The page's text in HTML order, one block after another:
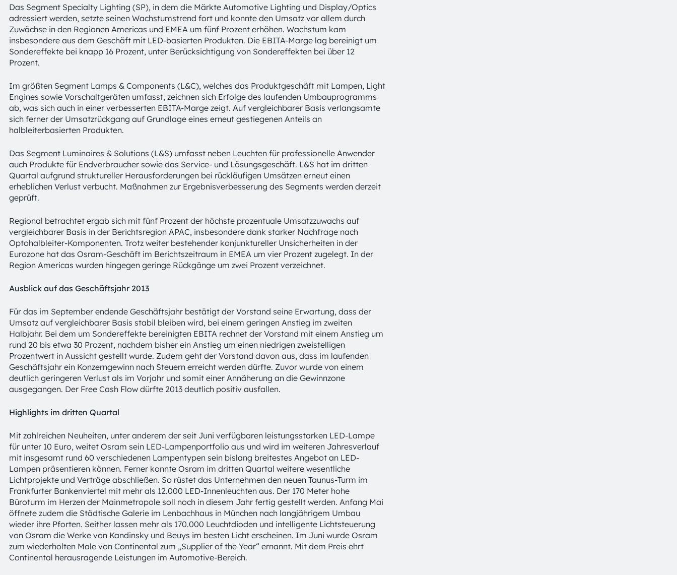
Das Segment Specialty Lighting (SP), in dem die Märkte Automotive Lighting und Display/Optics
adressiert werden, setzte seinen Wachstumstrend fort und konnte den Umsatz vor allem durch
Zuwächse in den Regionen Americas und EMEA um fünf Prozent erhöhen. Wachstum kam
insbesondere aus dem Geschäft mit LED-basierten Produkten. Die EBITA-Marge lag bereinigt um
Sondereffekte bei knapp 16 Prozent, unter Berücksichtigung von Sondereffekten bei über 12
Prozent.
Im größten Segment Lamps & Components (L&C), welches das Produktgeschäft mit Lampen, Light
Engines sowie Vorschaltgeräten umfasst, zeichnen sich Erfolge des laufenden Umbauprogramms
ab, was sich auch in einer verbesserten EBITA-Marge zeigt. Auf vergleichbarer Basis verlangsamte
sich ferner der Umsatzrückgang auf Grundlage eines erneut gestiegenen Anteils an
halbleiterbasierten Produkten.
Das Segment Luminaires & Solutions (L&S) umfasst neben Leuchten für professionelle Anwender
auch Produkte für Endverbraucher sowie das Service- und Lösungsgeschäft. L&S hat im dritten
Quartal aufgrund struktureller Herausforderungen bei rückläufigen Umsätzen erneut einen
erheblichen Verlust verbucht. Maßnahmen zur Ergebnisverbesserung des Segments werden derzeit
geprüft.
Regional betrachtet ergab sich mit fünf Prozent der höchste prozentuale Umsatzzuwachs auf
vergleichbarer Basis in der Berichtsregion APAC, insbesondere dank starker Nachfrage nach
Optohalbleiter-Komponenten. Trotz weiter bestehender konjunktureller Unsicherheiten in der
Eurozone hat das Osram-Geschäft im Berichtszeitraum in EMEA um vier Prozent zugelegt. In der
Region Americas wurden hingegen geringe Rückgänge um zwei Prozent verzeichnet.
Ausblick auf das Geschäftsjahr 2013
Für das im September endende Geschäftsjahr bestätigt der Vorstand seine Erwartung, dass der
Umsatz auf vergleichbarer Basis stabil bleiben wird, bei einem geringen Anstieg im zweiten
Halbjahr. Bei dem um Sondereffekte bereinigten EBITA rechnet der Vorstand mit einem Anstieg um
rund 20 bis etwa 30 Prozent, nachdem bisher ein Anstieg um einen niedrigen zweistelligen
Prozentwert in Aussicht gestellt wurde. Zudem geht der Vorstand davon aus, dass im laufenden
Geschäftsjahr ein Konzerngewinn nach Steuern erreicht werden dürfte. Zuvor wurde von einem
deutlich geringeren Verlust als im Vorjahr und somit einer Annäherung an die Gewinnzone
ausgegangen. Der Free Cash Flow dürfte 2013 deutlich positiv ausfallen.
Highlights im dritten Quartal
Mit zahlreichen Neuheiten, unter anderem der seit Juni verfügbaren leistungsstarken LED-Lampe
für unter 10 Euro, weitet Osram sein LED-Lampenportfolio aus und wird im weiteren Jahresverlauf
mit insgesamt rund 60 verschiedenen Lampentypen sein bislang breitestes Angebot an LED-
Lampen präsentieren können. Ferner konnte Osram im dritten Quartal weitere wesentliche
Lichtprojekte und Verträge abschließen. So rüstet das Unternehmen den neuen Taunus-Turm im
Frankfurter Bankenviertel mit mehr als 12.000 LED-Innenleuchten aus. Der 170 Meter hohe
Büroturm im Herzen der Mainmetropole soll noch in diesem Jahr fertig gestellt werden. Anfang Mai
öffnete zudem die Städtische Galerie im Lenbachhaus in München nach langjährigem Umbau
wieder ihre Pforten. Seither lassen mehr als 170.000 Leuchtdioden und intelligente Lichtsteuerung
von Osram die Werke von Kandinsky und Beuys im besten Licht erscheinen. Im Juni wurde Osram
zum wiederholten Male von Continental zum „Supplier of the Year“ ernannt. Mit dem Preis ehrt
Continental herausragende Leistungen im Automotive-Bereich.